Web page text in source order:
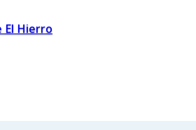
El Hierro